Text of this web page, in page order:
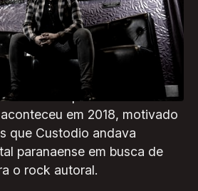
comum. É assim que
culminou no lançamento
do Rock, lançada no último
e pelo Canal Bis.
com o produtor criativo
em 2018, motivado
que Custodio andava
paranaense em busca de
o rock autoral.